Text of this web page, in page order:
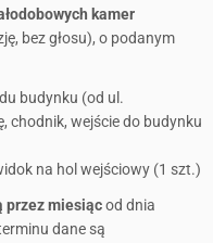
kamer
bez głosu), o podanym
budynku (od ul.
chodnik, wejście do budynku
na hol wejściowy (1 szt.)
przez miesiącod dnia
dane są